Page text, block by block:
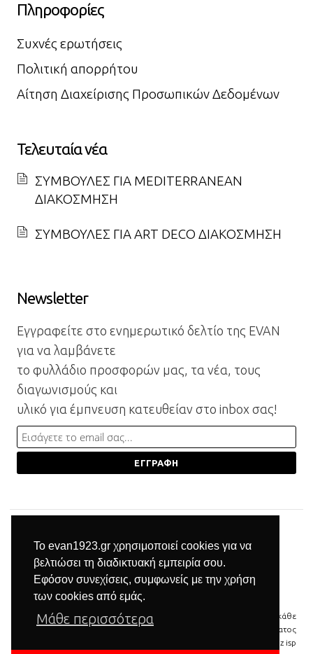
Το evan1923.gr χρησιμοποιεί cookies για να
βελτιώσει τη διαδικτυακή εμπειρία σου.
Εφόσον συνεχίσεις, συμφωνείς με την χρήση
των cookies από εμάς.
Μάθε περισσότερα
Πληροφορίες
Συχνές ερωτήσεις
Πολιτική απορρήτου
Αίτηση Διαχείρισης Προσωπικών Δεδομένων
Τελευταία νέα
ΣΥΜΒΟΥΛΕΣ ΓΙΑ MEDITERRANEAN
ΔΙΑΚΟΣΜΗΣΗ
ΣΥΜΒΟΥΛΕΣ ΓΙΑ ART DECO ΔΙΑΚΟΣΜΗΣΗ
Newsletter
Εγγραφείτε στο ενημερωτικό δελτίο της EVAN
για να λαμβάνετε
το φυλλάδιο προσφορών μας, τα νέα, τους
διαγωνισμούς και
υλικό για έμπνευση κατευθείαν στο inbox σας!
© 2026 Βιομηχανία επίπλων Μπαξεβανίδης | Με την επιφύλαξη κάθε
νόμιμου δικαιώματος
manbiz isp